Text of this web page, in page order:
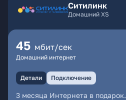
Ситилинк
Домашний XS
45 мбит/сек
Домашний интернет
Детали Подключение
3 месяца Интернета в подарок.